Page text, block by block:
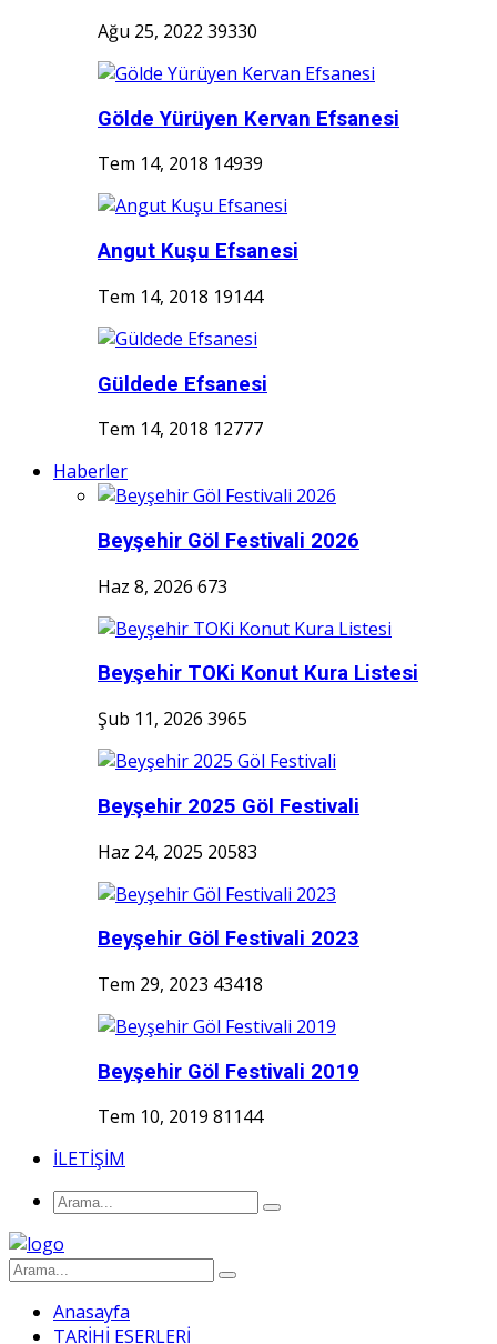
Ağu 25, 2022 39330
Gölde Yürüyen Kervan Efsanesi
Tem 14, 2018 14939
Angut Kuşu Efsanesi
Tem 14, 2018 19144
Güldede Efsanesi
Tem 14, 2018 12777
Haberler
Beyşehir Göl Festivali 2026
Haz 8, 2026 673
Beyşehir TOKi Konut Kura Listesi
Şub 11, 2026 3965
Beyşehir 2025 Göl Festivali
Haz 24, 2025 20583
Beyşehir Göl Festivali 2023
Tem 29, 2023 43418
Beyşehir Göl Festivali 2019
Tem 10, 2019 81144
İLETİŞİM
Anasayfa
TARİHİ ESERLERİ